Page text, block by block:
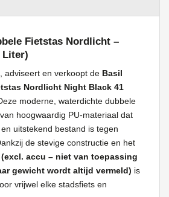
Fietstas Nordlicht –
Liter)
adviseert en verkoopt de Basil
Nordlicht Night Black 41
moderne, waterdichte dubbele
hoogwaardig PU-materiaal dat
uitstekend bestand is tegen
de stevige constructie en het
accu – niet van toepassing
gewicht wordt altijd vermeld) is
vrijwel elke stadsfiets en